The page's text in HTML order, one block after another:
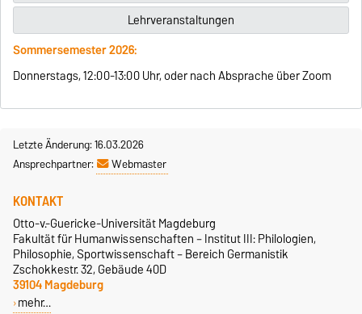
Lehrveranstaltungen
Sommersemester 2026:
Donnerstags, 12:00-13:00 Uhr, oder nach Absprache über Zoom
Letzte Änderung: 16.03.2026
Ansprechpartner:
Webmaster
KONTAKT
Otto-v.-Guericke-Universität Magdeburg
Fakultät für Humanwissenschaften – Institut III: Philologien,
Philosophie, Sportwissenschaft – Bereich Germanistik
Zschokkestr. 32, Gebäude 40D
39104 Magdeburg
mehr…